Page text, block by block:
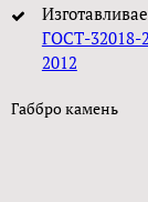
ГОСТ-32018-
2012
Габбро камень